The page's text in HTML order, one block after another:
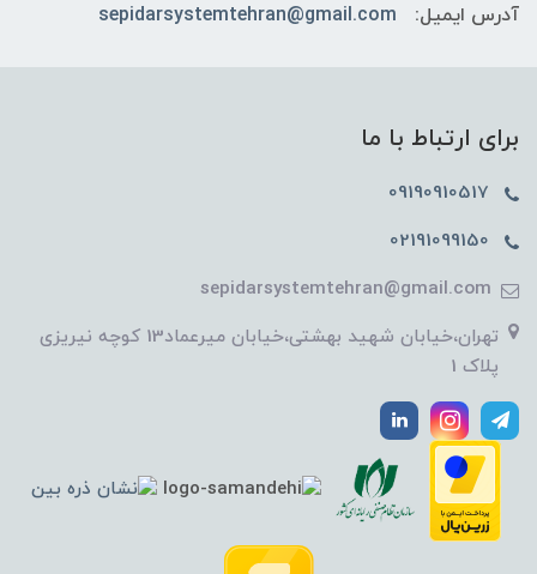
آدرس ایمیل:
sepidarsystemtehran@gmail.com
برای ارتباط با ما
sepidarsystemtehran@gmail.com
تهران،خیابان شهید بهشتی،خیابان میرعماد13 کوچه نیریزی
پلاک 1